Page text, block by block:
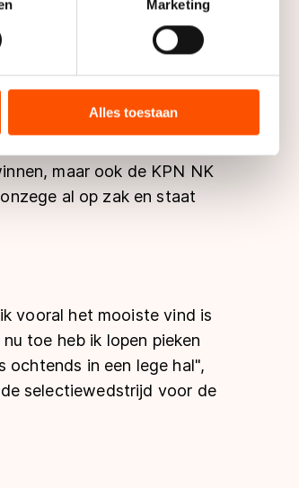
voor social media, advertenties en
of die zij hebben verzameld via
EU, zoals de VS, waar mogelijk geen
stemt u in met deze overdracht.
Marketing
Alles toestaan
zag hij het mooie nieuws.
maar ook de KPN NK
al op zak en staat
vooral het mooiste vind is
toe heb ik lopen pieken
ochtends in een lege hal",
selectiewedstrijd voor de